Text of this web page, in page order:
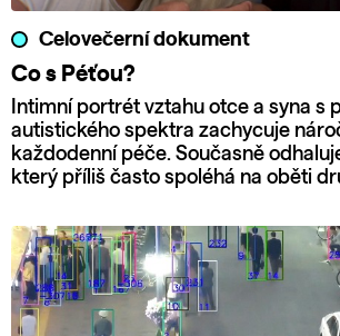
Celovečerní dokument
Co s Péťou?
Intimní portrét vztahu otce a syna s
autistického spektra zachycuje
každodenní péče. Současně
který příliš často spoléhá na oběti